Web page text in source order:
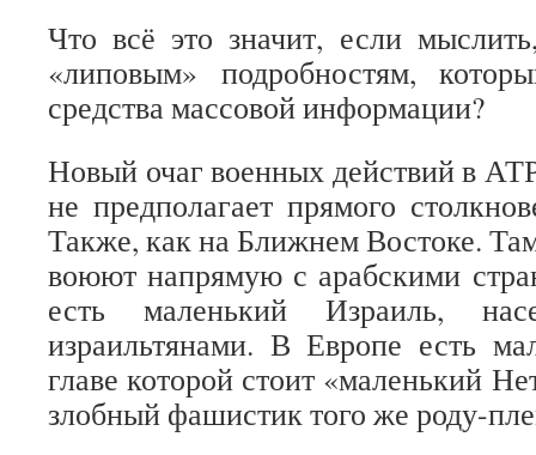
Что всё это значит, если
«липовым» подробностям,
средства массовой информации?
Новый очаг военных действий в
не предполагает прямого
Также, как на Ближнем Востоке.
воюют напрямую с арабскими
есть маленький Израиль,
израильтянами. В Европе есть
главе которой стоит «маленький
злобный фашистик того же роду-